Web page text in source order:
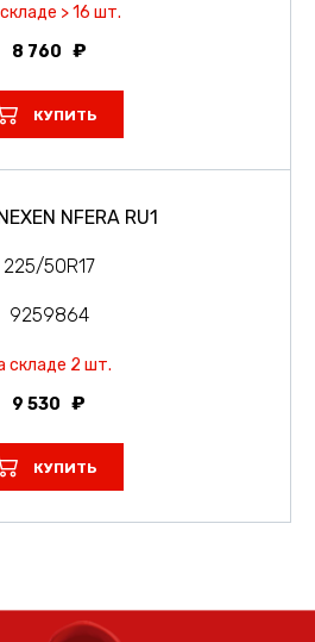
> 16 шт.
8 760
КУПИТЬ
NFERA RU1
225/50R17
9259864
складе 2 шт.
9 530
КУПИТЬ